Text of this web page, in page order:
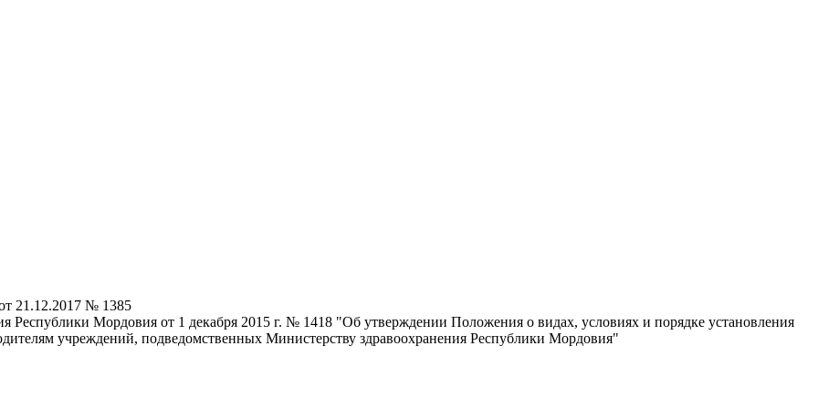
21.12.2017 № 1385
Республики Мордовия от 1 декабря 2015 г. № 1418 "Об утверждении Положения о видах, условиях и порядке установления
учреждений, подведомственных Министерству здравоохранения Республики Мордовия"